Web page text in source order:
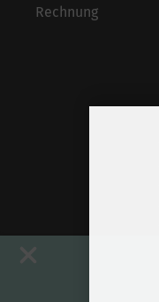
Rechnung